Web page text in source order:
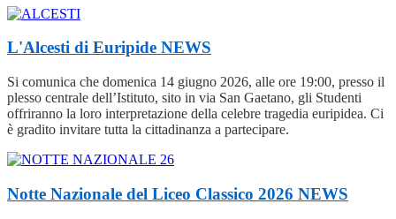
L'Alcesti di Euripide NEWS
Si comunica che domenica 14 giugno 2026, alle ore 19:00, presso il
plesso centrale dell’Istituto, sito in via San Gaetano, gli Studenti
offriranno la loro interpretazione della celebre tragedia euripidea. Ci
è gradito invitare tutta la cittadinanza a partecipare.
Notte Nazionale del Liceo Classico 2026 NEWS